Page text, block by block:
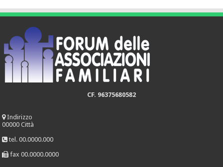
CF. 96375680582
Indirizzo
00000 Città
tel. 00.0000.000
fax 00.0000.0000